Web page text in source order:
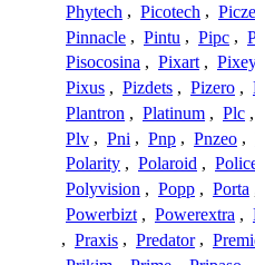
Phytech , Picotech ,
Pinnacle , Pintu , Pipc ,
Pisocosina , Pixart ,
Pixus , Pizdets , Pizero ,
Plantron , Platinum , Plc ,
Plv , Pni , Pnp , Pnzeo ,
Polarity , Polaroid ,
Polyvision , Popp , Porta
Powerbizt , Powerextra ,
, Praxis , Predator ,